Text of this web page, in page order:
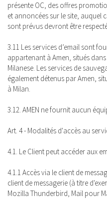
présente OC, des offres
et annoncées sur le site, auquel
sont prévus devront être
3.11 Les services d’email sont
appartenant à Amen, situés
Milanese. Les services de
également détenus par Amen,
à Milan.
3.12. AMEN ne fournit aucun
Art. 4 - Modalités d'accès au
4.1. Le Client peut accéder aux
4.1.1 Accès via le client de
client de messagerie (à titre
Mozilla Thunderbird, Mail pour